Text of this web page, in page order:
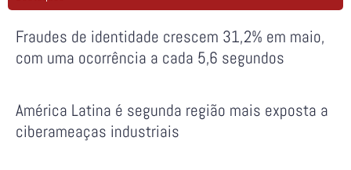
Fraudes de identidade crescem 31,2% em maio,
com uma ocorrência a cada 5,6 segundos
América Latina é segunda região mais exposta a
ciberameaças industriais